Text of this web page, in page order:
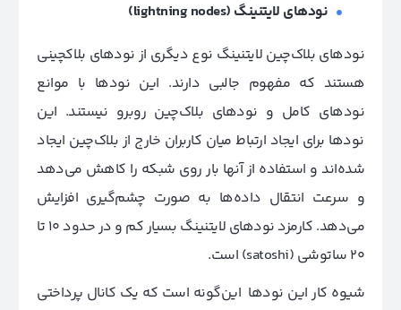
نودهای لایتنینگ (lightning nodes)
نودهای بلاک‌چین لایتنینگ نوع دیگری از نودهای بلاکچینی
هستند که مفهوم جالبی دارند. این نودها با موانع
نودهای کامل و نودهای بلاک‌چین روبرو نیستند. این
نودها برای ایجاد ارتباط میان کاربران خارج از بلاک‌چین ایجاد
شده‌اند و استفاده از آنها بار روی شبکه را کاهش می‌دهد
و سرعت انتقال داده‌ها به صورت چشم‌گیری افزایش
می‌دهد. کارمزد نودهای لایتنینگ بسیار کم و در حدود ۱۰ تا
۲۰ ساتوشی (satoshi) است.
شیوه کار این نودها این‌گونه است که یک کانال پرداختی